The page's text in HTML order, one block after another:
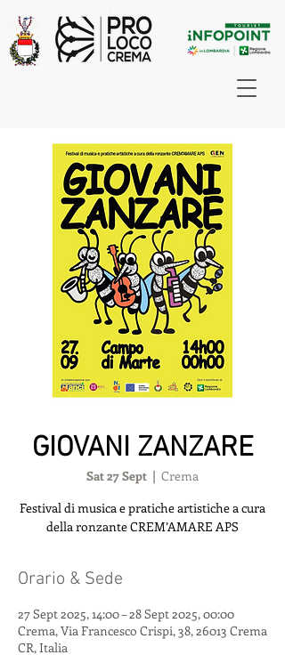
GIOVANI ZANZARE
Sat 27 Sept
  |
Crema
Festival di musica e pratiche artistiche a cura
della ronzante CREM’AMARE APS
Orario & Sede
27 Sept 2025, 14:00 – 28 Sept 2025, 00:00
Crema, Via Francesco Crispi, 38, 26013 Crema
CR, Italia